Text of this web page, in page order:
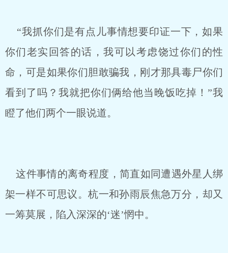
“我抓你们是有点儿事情想要印证一下，如果
你们老实回答的话，我可以考虑饶过你们的性
命，可是如果你们胆敢骗我，刚才那具毒尸你们
看到了吗？我就把你们俩给他当晚饭吃掉！”我
瞪了他们两个一眼说道。
这件事情的离奇程度，简直如同遭遇外星人绑
架一样不可思议。杭一和孙雨辰焦急万分，却又
一筹莫展，陷入深深的‘迷’惘中。